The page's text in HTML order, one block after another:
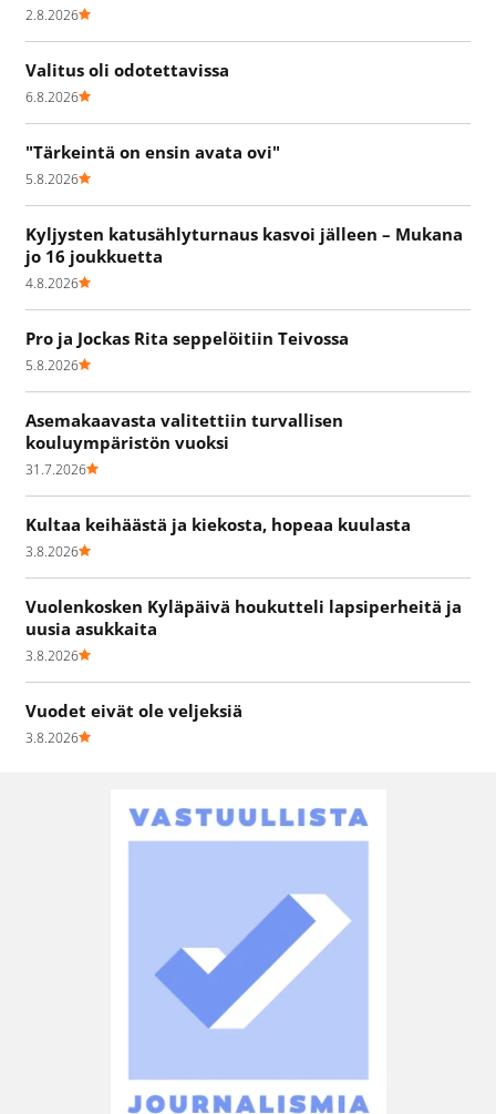
2.8.2026
Valitus oli odotettavissa
6.8.2026
"Tärkeintä on ensin avata ovi"
5.8.2026
Kyljysten katusählyturnaus kasvoi jälleen – Mukana
jo 16 joukkuetta
4.8.2026
Pro ja Jockas Rita seppelöitiin Teivossa
5.8.2026
Asemakaavasta valitettiin turvallisen
kouluympäristön vuoksi
31.7.2026
Kultaa keihäästä ja kiekosta, hopeaa kuulasta
3.8.2026
Vuolenkosken Kyläpäivä houkutteli lapsiperheitä ja
uusia asukkaita
3.8.2026
Vuodet eivät ole veljeksiä
3.8.2026